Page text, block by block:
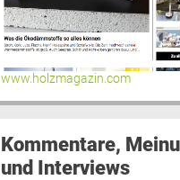
www.holzmagazin.com
Kommentare,
und Interviews